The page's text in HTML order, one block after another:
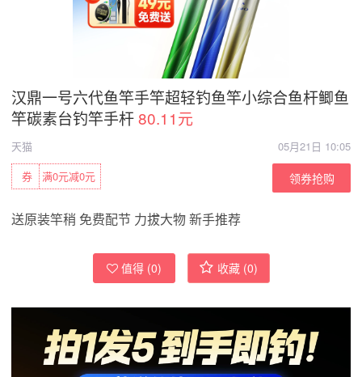
汉鼎一号六代鱼竿手竿超轻钓鱼竿小综合鱼杆鲫鱼
竿碳素台钓竿手杆80.11元
天猫
05月21日 10:05
满0元减0元
券 领券抢购
送原装竿稍 免费配节 力拔大物 新手推荐
值得 (0) 收藏 (0)